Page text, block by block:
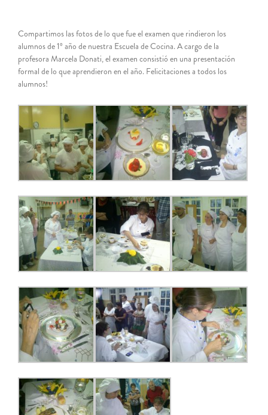
Compartimos las fotos de lo que fue el examen que rindieron los
alumnos de 1º año de nuestra Escuela de Cocina. A cargo de la
profesora Marcela Donati, el examen consistió en una presentación
formal de lo que aprendieron en el año. Felicitaciones a todos los
alumnos!